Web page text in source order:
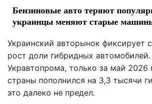
Бензиновые авто теряют
украинцы меняют старые
Украинский авторынок фиксирует
рост доли гибридных
Укравтопрома, только за май 2026
страны пополнился на 3,3 тысячи
это далеко не предел.